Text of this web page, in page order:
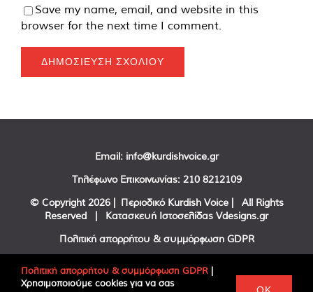
Save my name, email, and website in this
browser for the next time I comment.
Email: info@kurdishvoice.gr
Τηλέφωνο Επικοινωνίας: 210 8212109
© Copyright 2026 | Περιοδικό Kurdish Voice | All Rights
Reserved | Κατασκευή Ιστοσελίδας Vdesigns.gr
Πολιτική απορρήτου & συμμόρφωση GDPR
FacebookTwitter
Πολιτική απορρήτου & συμμόρφωση GDPR |
Χρησιμοποιούμε cookies για να σας
OK